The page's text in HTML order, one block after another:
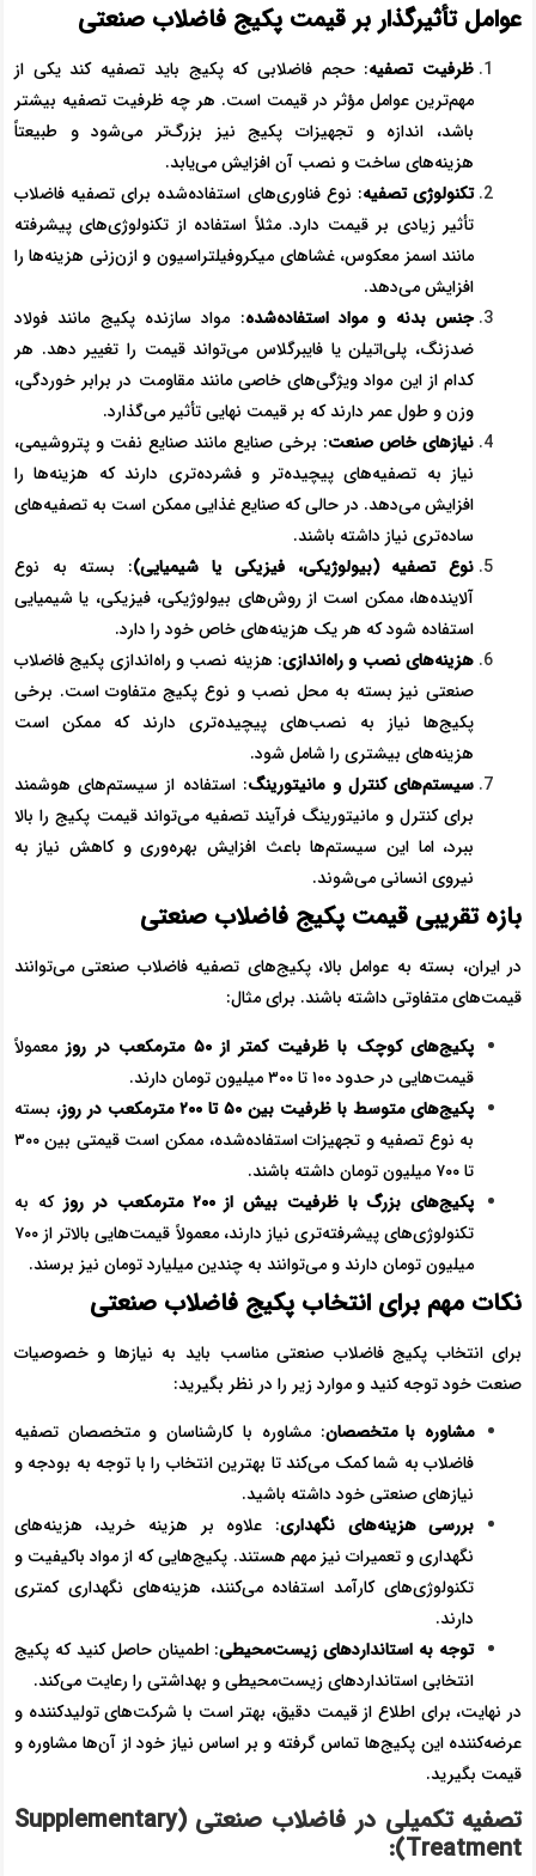
عوامل تأثیرگذار بر قیمت پکیج فاضلاب صنعتی
ظرفیت تصفیه: حجم فاضلابی که پکیج باید تصفیه کند یکی از
مهم‌ترین عوامل مؤثر در قیمت است. هر چه ظرفیت تصفیه بیشتر
باشد، اندازه و تجهیزات پکیج نیز بزرگ‌تر می‌شود و طبیعتاً
هزینه‌های ساخت و نصب آن افزایش می‌یابد.
تکنولوژی تصفیه: نوع فناوری‌های استفاده‌شده برای تصفیه فاضلاب
تأثیر زیادی بر قیمت دارد. مثلاً استفاده از تکنولوژی‌های پیشرفته
مانند اسمز معکوس، غشاهای میکروفیلتراسیون و ازن‌زنی هزینه‌ها را
افزایش می‌دهد.
جنس بدنه و مواد استفاده‌شده: مواد سازنده پکیج مانند فولاد
ضدزنگ، پلی‌اتیلن یا فایبرگلاس می‌تواند قیمت را تغییر دهد. هر
کدام از این مواد ویژگی‌های خاصی مانند مقاومت در برابر خوردگی،
وزن و طول عمر دارند که بر قیمت نهایی تأثیر می‌گذارد.
نیازهای خاص صنعت: برخی صنایع مانند صنایع نفت و پتروشیمی،
نیاز به تصفیه‌های پیچیده‌تر و فشرده‌تری دارند که هزینه‌ها را
افزایش می‌دهد. در حالی که صنایع غذایی ممکن است به تصفیه‌های
ساده‌تری نیاز داشته باشند.
نوع تصفیه (بیولوژیکی، فیزیکی یا شیمیایی): بسته به نوع
آلاینده‌ها، ممکن است از روش‌های بیولوژیکی، فیزیکی، یا شیمیایی
استفاده شود که هر یک هزینه‌های خاص خود را دارد.
هزینه‌های نصب و راه‌اندازی: هزینه نصب و راه‌اندازی پکیج فاضلاب
صنعتی نیز بسته به محل نصب و نوع پکیج متفاوت است. برخی
پکیج‌ها نیاز به نصب‌های پیچیده‌تری دارند که ممکن است
هزینه‌های بیشتری را شامل شود.
سیستم‌های کنترل و مانیتورینگ: استفاده از سیستم‌های هوشمند
برای کنترل و مانیتورینگ فرآیند تصفیه می‌تواند قیمت پکیج را بالا
ببرد، اما این سیستم‌ها باعث افزایش بهره‌وری و کاهش نیاز به
نیروی انسانی می‌شوند.
بازه تقریبی قیمت پکیج فاضلاب صنعتی
در ایران، بسته به عوامل بالا، پکیج‌های تصفیه فاضلاب صنعتی می‌توانند
قیمت‌های متفاوتی داشته باشند. برای مثال:
پکیج‌های کوچک با ظرفیت کمتر از۵۰ مترمکعب در روز معمولاً
قیمت‌هایی در حدود ۱۰۰ تا ۳۰۰ میلیون تومان دارند.
پکیج‌های متوسط با ظرفیت بین ۵۰تا۲۰۰مترمکعب در روز، بسته
به نوع تصفیه و تجهیزات استفاده‌شده، ممکن است قیمتی بین ۳۰۰
تا ۷۰۰ میلیون تومان داشته باشند.
پکیج‌های بزرگ با ظرفیت بیش از۲۰۰ مترمکعب در روز که به
تکنولوژی‌های پیشرفته‌تری نیاز دارند، معمولاً قیمت‌هایی بالاتر از ۷۰۰
میلیون تومان دارند و می‌توانند به چندین میلیارد تومان نیز برسند.
نکات مهم برای انتخاب پکیج فاضلاب صنعتی
برای انتخاب پکیج فاضلاب صنعتی مناسب باید به نیازها و خصوصیات
صنعت خود توجه کنید و موارد زیر را در نظر بگیرید:
مشاوره با متخصصان: مشاوره با کارشناسان و متخصصان تصفیه
فاضلاب به شما کمک می‌کند تا بهترین انتخاب را با توجه به بودجه و
نیازهای صنعتی خود داشته باشید.
بررسی هزینه‌های نگهداری: علاوه بر هزینه خرید، هزینه‌های
نگهداری و تعمیرات نیز مهم هستند. پکیج‌هایی که از مواد باکیفیت و
تکنولوژی‌های کارآمد استفاده می‌کنند، هزینه‌های نگهداری کمتری
دارند.
توجه به استانداردهای زیست‌محیطی: اطمینان حاصل کنید که پکیج
انتخابی استانداردهای زیست‌محیطی و بهداشتی را رعایت می‌کند.
در نهایت، برای اطلاع از قیمت دقیق، بهتر است با شرکت‌های تولیدکننده و
عرضه‌کننده این پکیج‌ها تماس گرفته و بر اساس نیاز خود از آن‌ها مشاوره و
قیمت بگیرید.
تصفیه تکمیلی در فاضلاب صنعتی (Supplementary
Treatment
):